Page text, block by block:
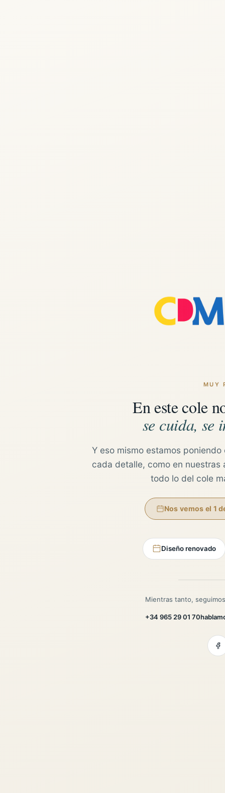
MUY
En este cole
se cuida, se
Y eso mismo estamos
cada detalle, como en nuestras
todo lo del cole
Nos vemos el 1
Diseño renovado
Mientras tanto,
+34 965 29 01 70